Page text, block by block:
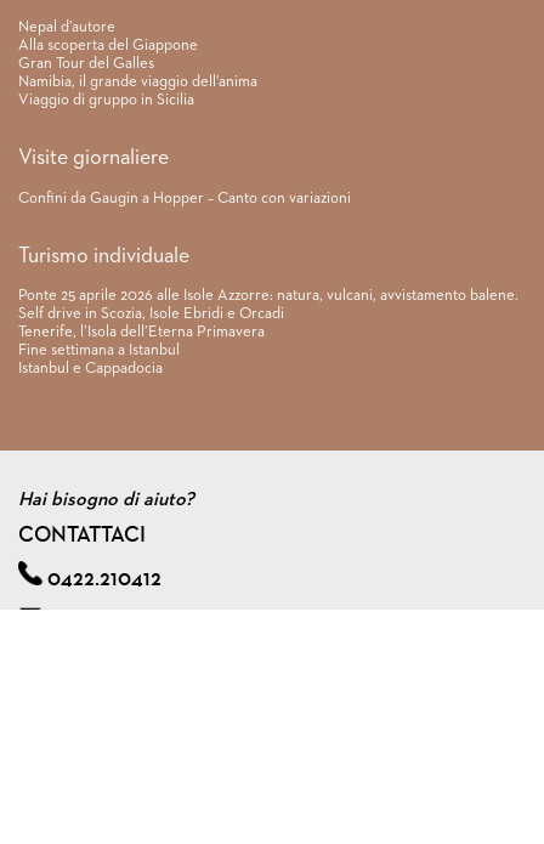
Nepal d’autore
Alla scoperta del Giappone
Gran Tour del Galles
Namibia, il grande viaggio dell’anima
Viaggio di gruppo in Sicilia
Visite giornaliere
Confini da Gaugin a Hopper – Canto con variazioni
Turismo individuale
Ponte 25 aprile 2026 alle Isole Azzorre: natura, vulcani, avvistamento balene.
Self drive in Scozia, Isole Ebridi e Orcadi
Tenerife, l’Isola dell’Eterna Primavera
Fine settimana a Istanbul
Istanbul e Cappadocia
Hai bisogno di aiuto?
CONTATTACI
0422.210412